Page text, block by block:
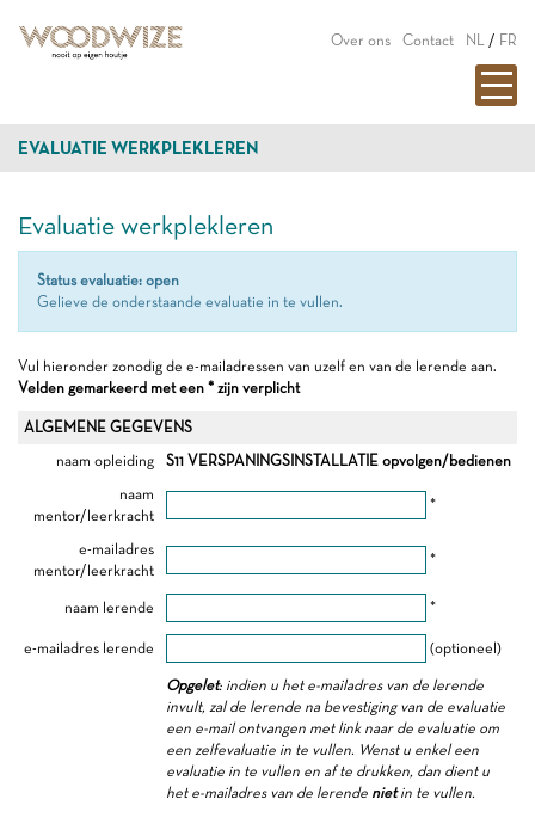
Over ons Contact NL / FR
EVALUATIE WERKPLEKLEREN
Evaluatie werkplekleren
Status evaluatie: open
Gelieve de onderstaande evaluatie in te vullen.
Vul hieronder zonodig de e-mailadressen van uzelf en van de lerende aan.
Velden gemarkeerd met een * zijn verplicht
ALGEMENE GEGEVENS
naam opleiding
S11 VERSPANINGSINSTALLATIE opvolgen/bedienen
naam
mentor/leerkracht
*
e-mailadres
mentor/leerkracht
*
naam lerende *
e-mailadres lerende (optioneel)
Opgelet: indien u het e-mailadres van de lerende
invult, zal de lerende na bevestiging van de evaluatie
een e-mail ontvangen met link naar de evaluatie om
een zelfevaluatie in te vullen. Wenst u enkel een
evaluatie in te vullen en af te drukken, dan dient u
het e-mailadres van de lerende nietin te vullen.